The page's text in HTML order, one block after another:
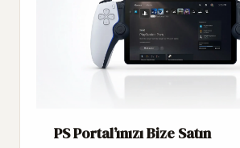
PS Portal’ınızı Bize Satın